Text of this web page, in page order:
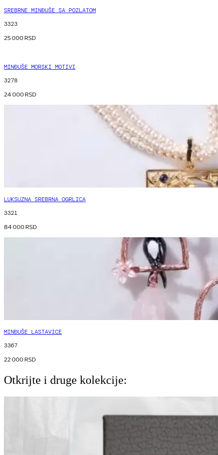
SREBRNE MINĐUŠE SA POZLATOM
3323
25 000RSD
MINĐUŠE MORSKI MOTIVI
3278
24 000RSD
LUKSUZNA SREBRNA OGRLICA
3321
84 000RSD
MINĐUŠE LASTAVICE
3367
22 000RSD
Otkrijte i druge kolekcije: